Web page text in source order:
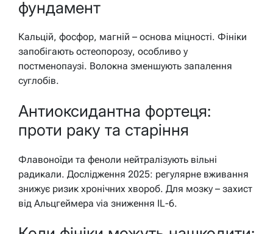
фундамент
Кальцій, фосфор, магній – основа міцності. Фініки
запобігають остеопорозу, особливо у
постменопаузі. Волокна зменшують запалення
суглобів.
Антиоксидантна фортеця:
проти раку та старіння
Флавоноїди та феноли нейтралізують вільні
радикали. Дослідження 2025: регулярне вживання
знижує ризик хронічних хвороб. Для мозку – захист
від Альцгеймера via зниження IL-6.